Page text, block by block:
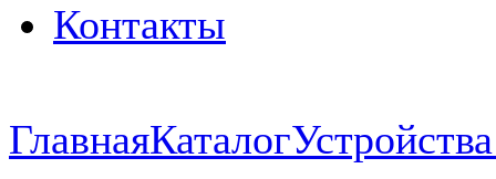
Контакты
ГлавнаяКаталог